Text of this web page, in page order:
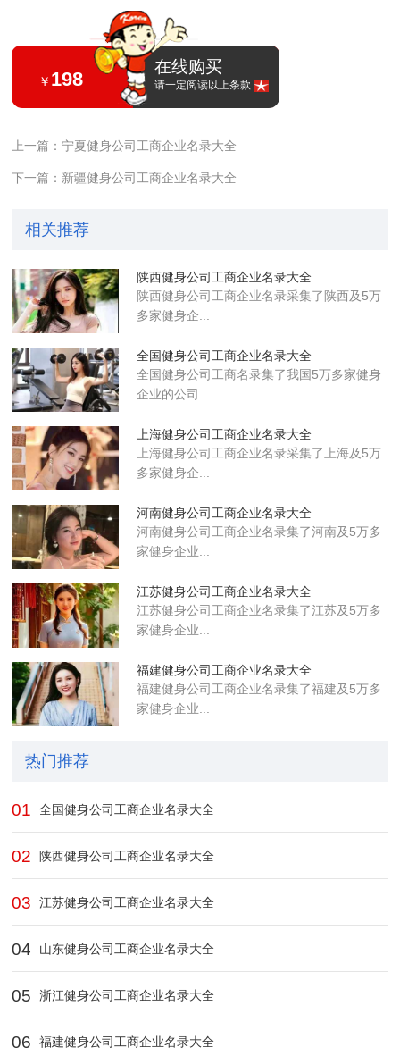
￥ 198
在线购买
请一定阅读以上条款
上一篇：宁夏健身公司工商企业名录大全
下一篇：新疆健身公司工商企业名录大全
相关推荐
陕西健身公司工商企业名录大全
陕西健身公司工商企业名录采集了陕西及5万
多家健身企...
全国健身公司工商企业名录大全
全国健身公司工商名录集了我国5万多家健身
企业的公司...
上海健身公司工商企业名录大全
上海健身公司工商企业名录采集了上海及5万
多家健身企...
河南健身公司工商企业名录大全
河南健身公司工商企业名录集了河南及5万多
家健身企业...
江苏健身公司工商企业名录大全
江苏健身公司工商企业名录集了江苏及5万多
家健身企业...
福建健身公司工商企业名录大全
福建健身公司工商企业名录集了福建及5万多
家健身企业...
热门推荐
01 全国健身公司工商企业名录大全
02 陕西健身公司工商企业名录大全
03 江苏健身公司工商企业名录大全
04 山东健身公司工商企业名录大全
05 浙江健身公司工商企业名录大全
06 福建健身公司工商企业名录大全